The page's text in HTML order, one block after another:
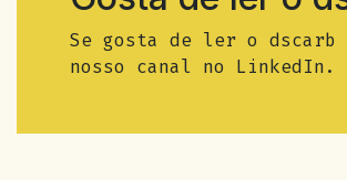
Se gosta de ler o
nosso canal no LinkedIn.